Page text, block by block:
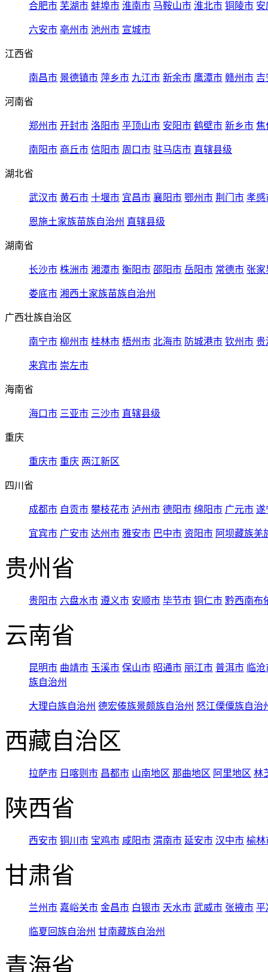
合肥市 芜湖市 蚌埠市 淮南市 马鞍山市 淮北市 铜陵市 安
六安市 亳州市 池州市 宣城市
江西省
南昌市 景德镇市 萍乡市 九江市 新余市 鹰潭市 赣州市 吉
河南省
郑州市 开封市 洛阳市 平顶山市 安阳市 鹤壁市 新乡市 焦
南阳市 商丘市 信阳市 周口市 驻马店市 直辖县级
湖北省
武汉市 黄石市 十堰市 宜昌市 襄阳市 鄂州市 荆门市 孝感
恩施土家族苗族自治州 直辖县级
湖南省
长沙市 株洲市 湘潭市 衡阳市 邵阳市 岳阳市 常德市 张家
娄底市 湘西土家族苗族自治州
广西壮族自治区
南宁市 柳州市 桂林市 梧州市 北海市 防城港市 钦州市 贵
来宾市 崇左市
海南省
海口市 三亚市 三沙市 直辖县级
重庆
重庆市 重庆 两江新区
四川省
成都市 自贡市 攀枝花市 泸州市 德阳市 绵阳市 广元市 遂
宜宾市 广安市 达州市 雅安市 巴中市 资阳市 阿坝藏族羌
贵州省
贵阳市 六盘水市 遵义市 安顺市 毕节市 铜仁市 黔西南布
云南省
昆明市 曲靖市 玉溪市 保山市 昭通市 丽江市 普洱市 临
族自治州
大理白族自治州 德宏傣族景颇族自治州 怒江傈僳族自治
西藏自治区
拉萨市 日喀则市 昌都市 山南地区 那曲地区 阿里地区 林
陕西省
西安市 铜川市 宝鸡市 咸阳市 渭南市 延安市 汉中市 榆林
甘肃省
兰州市 嘉峪关市 金昌市 白银市 天水市 武威市 张掖市 平
临夏回族自治州 甘南藏族自治州
青海省